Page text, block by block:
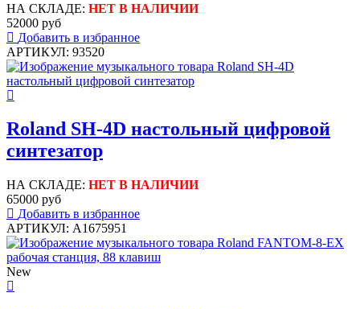
НА СКЛАДЕ: НЕТ В НАЛИЧИИ
52000 руб
Добавить в избранное
АРТИКУЛ: 93520
Roland SH-4D настольный цифровой
синтезатор
НА СКЛАДЕ: НЕТ В НАЛИЧИИ
65000 руб
Добавить в избранное
АРТИКУЛ: A1675951
New